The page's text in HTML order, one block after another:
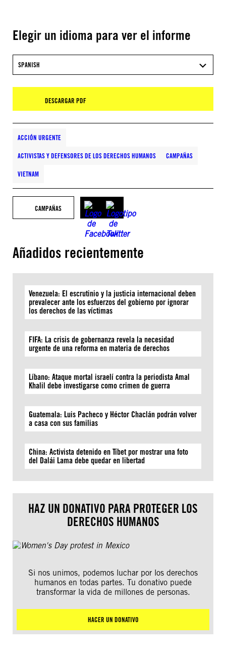
Elegir un idioma para ver el informe
SPANISH
DESCARGAR PDF
ACCIÓN URGENTE
ACTIVISTAS Y DEFENSORES DE LOS DERECHOS HUMANOS CAMPAÑAS
VIETNAM
CAMPAÑAS
Añadidos recientemente
Venezuela: El escrutinio y la justicia internacional deben
prevalecer ante los esfuerzos del gobierno por ignorar
los derechos de las víctimas
FIFA: La crisis de gobernanza revela la necesidad
urgente de una reforma en materia de derechos
Líbano: Ataque mortal israelí contra la periodista Amal
Khalil debe investigarse como crimen de guerra
Guatemala: Luis Pacheco y Héctor Chaclán podrán volver
a casa con sus familias
China: Activista detenido en Tíbet por mostrar una foto
del Dalái Lama debe quedar en libertad
HAZ UN DONATIVO PARA PROTEGER LOS
DERECHOS HUMANOS
Si nos unimos, podemos luchar por los derechos
humanos en todas partes. Tu donativo puede
transformar la vida de millones de personas.
HACER UN DONATIVO